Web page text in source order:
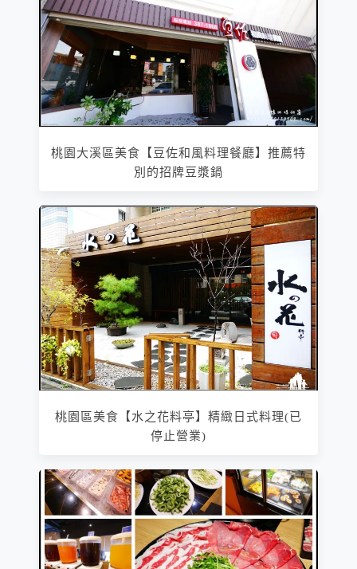
桃園大溪區美食【豆佐和風料理餐廳】推薦特
別的招牌豆漿鍋
桃園區美食【水之花料亭】精緻日式料理(已
停止營業)